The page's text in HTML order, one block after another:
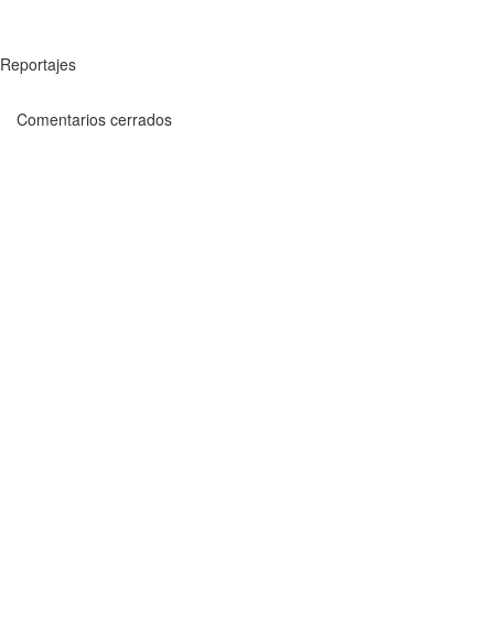
Reportajes
Comentarios cerrados